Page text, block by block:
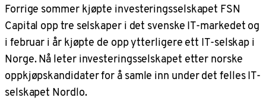
Forrige sommer kjøpte investeringsselskapet FSN
Capital opp tre selskaper i det svenske IT-markedet og
i februar i år kjøpte de opp ytterligere ett IT-selskap i
Norge. Nå leter investeringsselskapet etter norske
oppkjøpskandidater for å samle inn under det felles IT-
selskapet Nordlo.